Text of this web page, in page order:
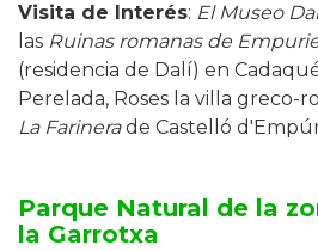
Visita de Interés: El Museo
las Ruinas romanas de
(residencia de Dalí) en
Perelada, Roses la villa greco-
La Farinerade Castelló
Parque Natural de la
la Garrotxa